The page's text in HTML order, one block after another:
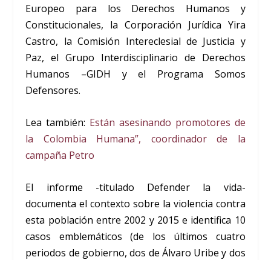
Europeo para los Derechos Humanos y
Constitucionales, la Corporación Jurídica Yira
Castro, la Comisión Intereclesial de Justicia y
Paz, el Grupo Interdisciplinario de Derechos
Humanos –GIDH y el Programa Somos
Defensores.
Lea también: Están asesinando promotores de
la Colombia Humana”, coordinador de la
campaña Petro
El informe -titulado Defender la vida-
documenta el contexto sobre la violencia contra
esta población entre 2002 y 2015 e identifica 10
casos emblemáticos (de los últimos cuatro
periodos de gobierno, dos de Álvaro Uribe y dos